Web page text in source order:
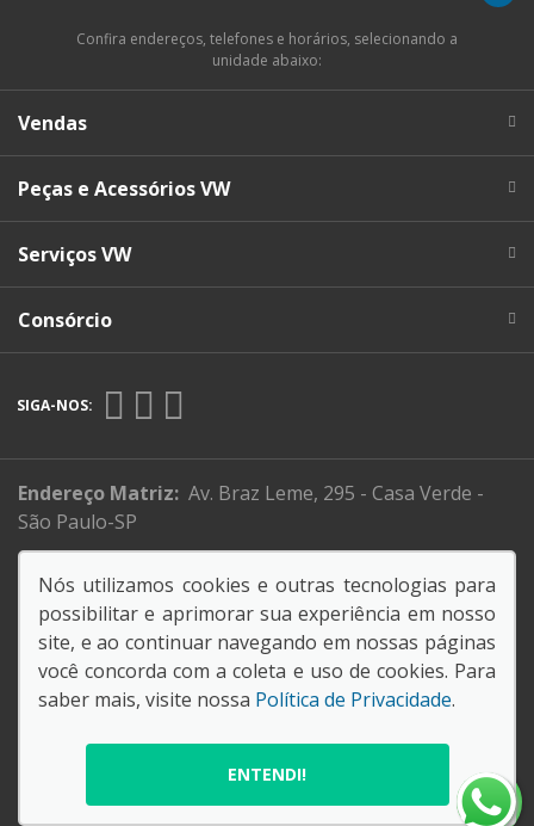
Confira endereços, telefones e horários, selecionando a
unidade abaixo:
Vendas
Peças e Acessórios VW
Serviços VW
Consórcio
SIGA-NOS:
Endereço Matriz: Av. Braz Leme, 295 - Casa Verde -
São Paulo-SP
Sistema de informações de Créditos (SCR)
Código de Conduta e Ética
61.088.795/0001-26
SORANA COMERCIAL E IMPORTADORA LTDA
Política de privacidade
Nós utilizamos cookies e outras tecnologias para
possibilitar e aprimorar sua experiência em nosso
site, e ao continuar navegando em nossas páginas
você concorda com a coleta e uso de cookies. Para
saber mais, visite nossa Política de Privacidade.
ENTENDI!